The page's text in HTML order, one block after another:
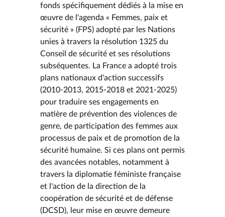
fonds spécifiquement dédiés à la mise en
œuvre de l'agenda « Femmes, paix et
sécurité » (FPS) adopté par les Nations
unies à travers la résolution 1325 du
Conseil de sécurité et ses résolutions
subséquentes. La France a adopté trois
plans nationaux d'action successifs
(2010-2013, 2015-2018 et 2021-2025)
pour traduire ses engagements en
matière de prévention des violences de
genre, de participation des femmes aux
processus de paix et de promotion de la
sécurité humaine. Si ces plans ont permis
des avancées notables, notamment à
travers la diplomatie féministe française
et l'action de la direction de la
coopération de sécurité et de défense
(DCSD), leur mise en œuvre demeure